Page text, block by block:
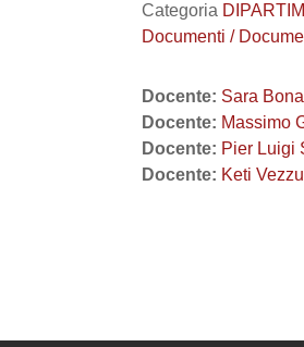
Categoria
Documenti /
Docente: Sara
Docente: Massimo
Docente: Pier Luigi
Docente: Keti